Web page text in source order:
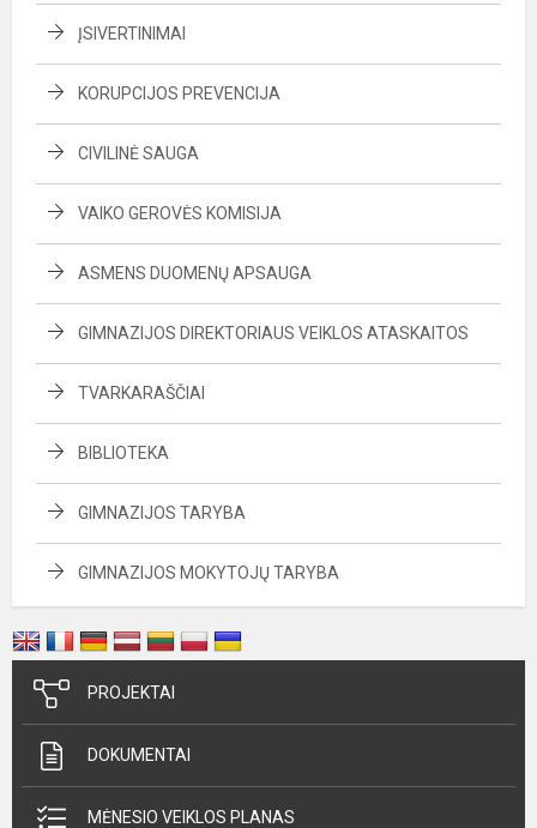
ĮSIVERTINIMAI
KORUPCIJOS PREVENCIJA
CIVILINĖ SAUGA
VAIKO GEROVĖS KOMISIJA
ASMENS DUOMENŲ APSAUGA
GIMNAZIJOS DIREKTORIAUS VEIKLOS ATASKAITOS
TVARKARAŠČIAI
BIBLIOTEKA
GIMNAZIJOS TARYBA
GIMNAZIJOS MOKYTOJŲ TARYBA
PROJEKTAI
DOKUMENTAI
MĖNESIO VEIKLOS PLANAS